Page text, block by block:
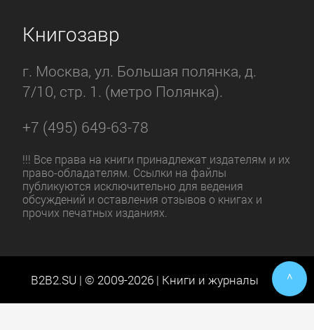
Книгозавр
г. Москва, ул. Большая полянка, д.
7/10, стр. 1. (метро Полянка).
+7 (495) 649-63-78
!!! Все права на книги принадлежат издателям и их
право-обладателям. Ссылки на файлы
публикуются исключительно для ведения
обсуждений и оставления отзывов о книгах и
прочих печатных изданиях.
B2B2.SU | © 2009-2026 | Книги и журналы ^